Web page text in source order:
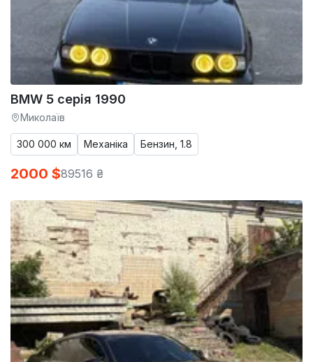
BMW 5 серія 1990
Миколаїв
300 000 км Механіка Бензин, 1.8
2000 $89516 ₴